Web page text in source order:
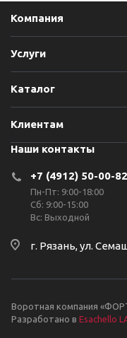
Компания
Услуги
Каталог
Клиентам
Наши контакты
+7 (4912) 50-00-82
Пн-Пт: 9:00-18:00
Сб: 9:00-15:00
Вс: Выходной
г. Рязань, ул.
Воротная компания
Разработано в Esachello